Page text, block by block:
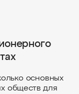
основных
обществ для